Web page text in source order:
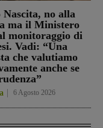
Nascita, no alla
ma il Ministero
monitoraggio di
Vadi: “Una
che valutiamo
anche se
6 Agosto 2026